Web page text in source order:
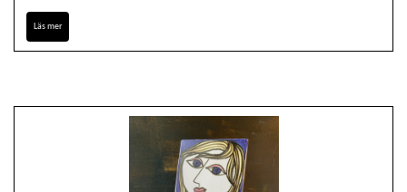
Läs mer